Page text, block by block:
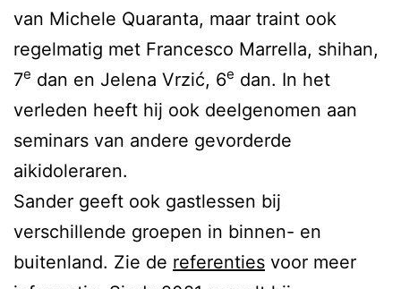
van Michele Quaranta, maar traint ook
regelmatig met Francesco Marrella, shihan,
7e dan en Jelena Vrzić, 6e dan. In het
verleden heeft hij ook deelgenomen aan
seminars van andere gevorderde
aikidoleraren.
Sander geeft ook gastlessen bij
verschillende groepen in binnen- en
buitenland. Zie de referenties voor meer